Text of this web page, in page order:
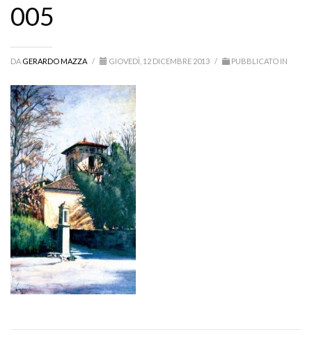
005
DA GERARDO MAZZA / GIOVEDÌ, 12 DICEMBRE 2013 / PUBBLICATO IN